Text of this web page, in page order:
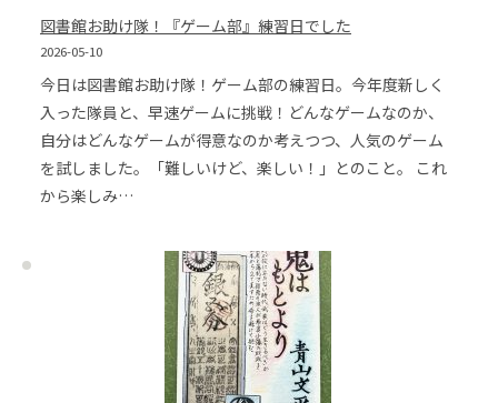
図書館お助け隊！『ゲーム部』練習日でした
2026-05-10
今日は図書館お助け隊！ゲーム部の練習日。今年度新しく
入った隊員と、早速ゲームに挑戦！どんなゲームなのか、
自分はどんなゲームが得意なのか考えつつ、人気のゲーム
を試しました。「難しいけど、楽しい！」とのこと。 これ
から楽しみ…